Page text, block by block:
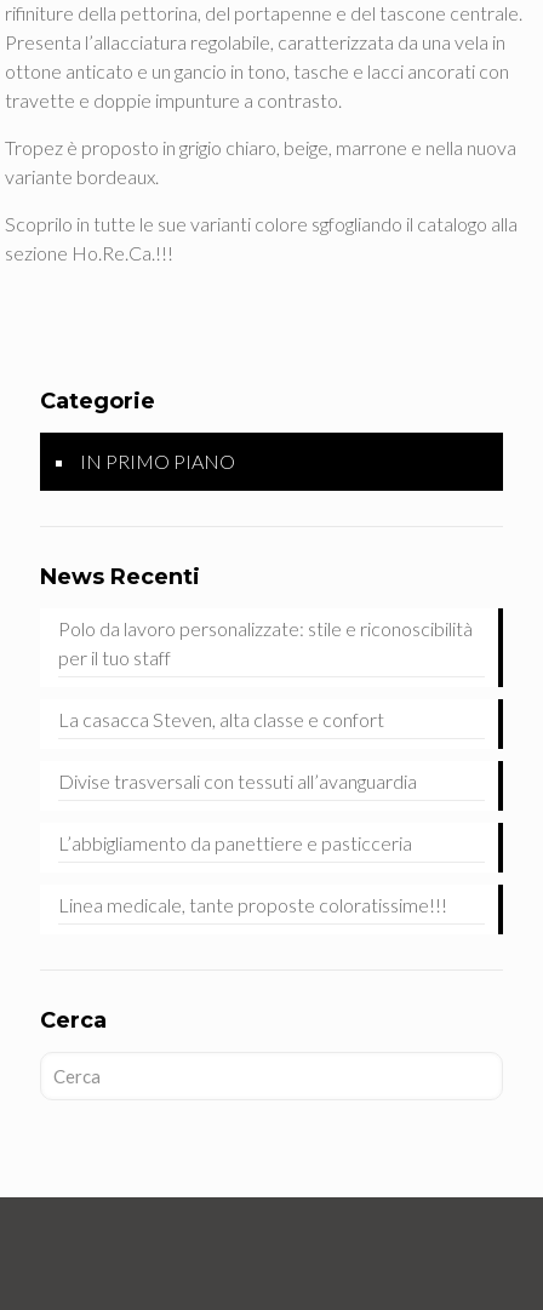
rifiniture della pettorina, del portapenne e del tascone centrale.
Presenta l’allacciatura regolabile, caratterizzata da una vela in
ottone anticato e un gancio in tono, tasche e lacci ancorati con
travette e doppie impunture a contrasto.
Tropez è proposto in grigio chiaro, beige, marrone e nella nuova
variante bordeaux.
Scoprilo in tutte le sue varianti colore sgfogliando il catalogo alla
sezione Ho.Re.Ca.!!!
Categorie
IN PRIMO PIANO
News Recenti
Polo da lavoro personalizzate: stile e riconoscibilità
per il tuo staff
La casacca Steven, alta classe e confort
Divise trasversali con tessuti all’avanguardia
L’abbigliamento da panettiere e pasticceria
Linea medicale, tante proposte coloratissime!!!
Cerca